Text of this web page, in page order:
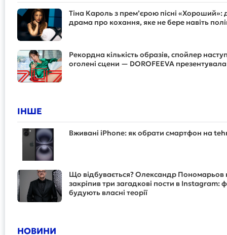
Тіна Кароль з прем’єрою пісні «Хороший»:
драма про кохання, яке не бере навіть
Рекордна кількість образів, спойлер
оголені сцени — DOROFEEVA презентувала
ІНШЕ
Вживані iPhone: як обрати смартфон на
Що відбувається? Олександр Пономарьов
закріпив три загадкові пости в Instagram:
будують власні теорії
НОВИНИ